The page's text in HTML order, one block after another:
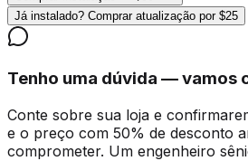
Já instalado? Comprar atualização por $25
Tenho uma dúvida — vamos
Conte sobre sua loja e
e o preço com 50% de desconto
comprometer. Um engenheiro